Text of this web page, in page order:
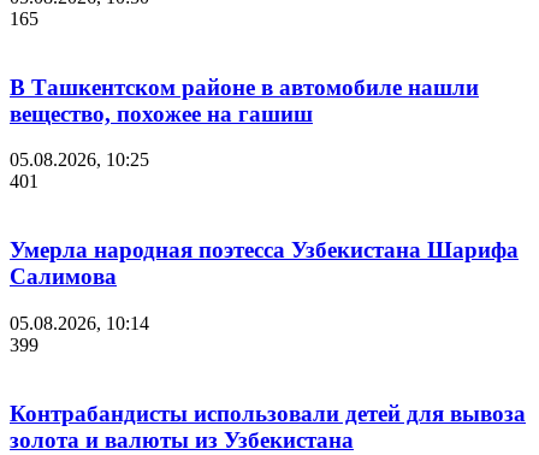
165
В Ташкентском районе в автомобиле нашли
вещество, похожее на гашиш
05.08.2026, 10:25
401
Умерла народная поэтесса Узбекистана Шарифа
Салимова
05.08.2026, 10:14
399
Контрабандисты использовали детей для вывоза
золота и валюты из Узбекистана